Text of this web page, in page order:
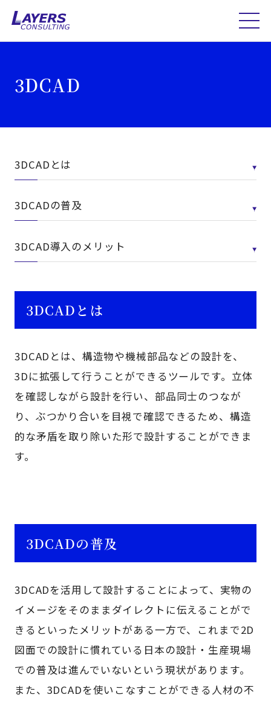
3DCAD
3DCADとは
3DCADの普及
3DCAD導入のメリット
3DCADとは
3DCADとは、構造物や機械部品などの設計を、
3Dに拡張して行うことができるツールです。立体
を確認しながら設計を行い、部品同士のつなが
り、ぶつかり合いを目視で確認できるため、構造
的な矛盾を取り除いた形で設計することができま
す。
3DCADの普及
3DCADを活用して設計することによって、実物の
イメージをそのままダイレクトに伝えることがで
きるといったメリットがある一方で、これまで2D
図面での設計に慣れている日本の設計・生産現場
での普及は進んでいないという現状があります。
また、3DCADを使いこなすことができる人材の不